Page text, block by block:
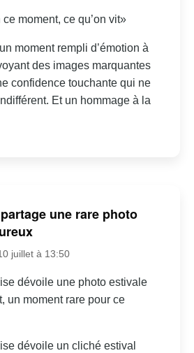
moment, ce qu’on vit»
moment rempli d’émotion à
des images marquantes
confidence touchante qui ne
Et un hommage à la
une rare photo
juillet à 13:50
dévoile une photo estivale
un moment rare pour ce
dévoile un cliché estival